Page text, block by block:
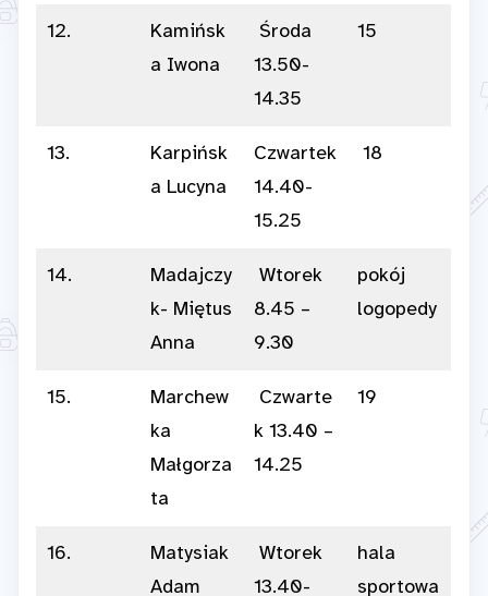
12.
Kamińsk
a Iwona
Środa
13.50-
14.35
15
13.
Karpińsk
a Lucyna
Czwartek
14.40-
15.25
18
14.
Madajczy
k- Miętus
Anna
Wtorek
8.45 –
9.30
pokój
logopedy
15.
Marchew
ka
Małgorza
ta
Czwarte
k 13.40 –
14.25
19
16.
Matysiak
Adam
Wtorek
13.40-
hala
sportowa